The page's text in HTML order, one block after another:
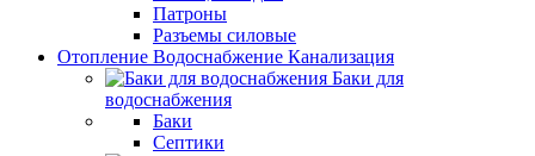
Патроны
Разъемы силовые
Отопление Водоснабжение Канализация
Баки для
водоснабжения
Баки
Септики